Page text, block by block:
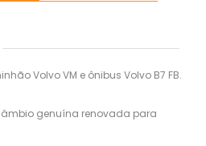
Volvo VM e ônibus Volvo B7 FB.
genuína renovada para